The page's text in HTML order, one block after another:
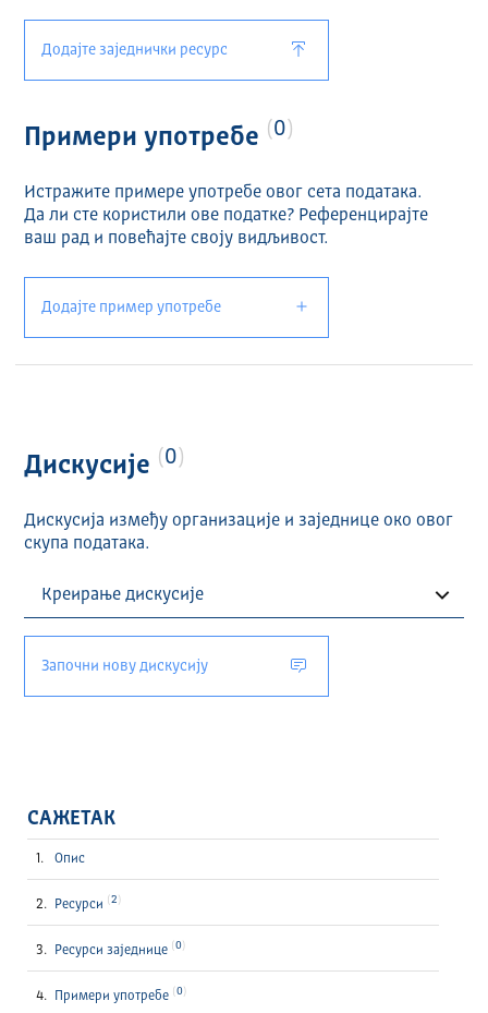
Додајте заједнички ресурс
Примери употребе 0
Истражите примере употребе овог сета података.
Да ли сте користили ове податке? Референцирајте
ваш рад и повећајте своју видљивост.
Додајте пример употребе
Дискусије 0
Дискусија између организације и заједнице око овог
скупа података.
Започни нову дискусију
САЖЕТАК
Опис
Ресурси 2
Ресурси заједнице 0
Примери употребе 0